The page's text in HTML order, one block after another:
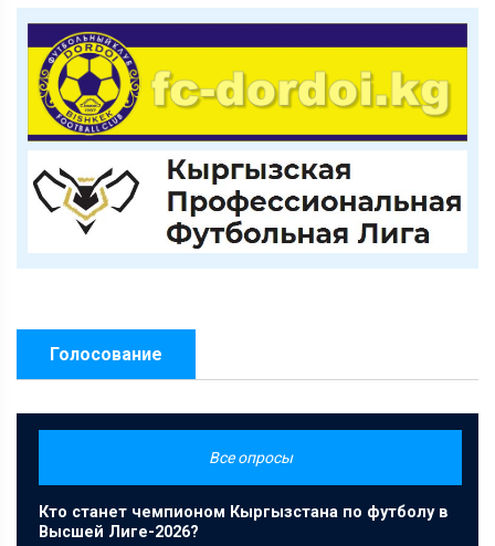
Голосование
Все опросы
Кто станет чемпионом Кыргызстана по футболу в
Высшей Лиге-2026?